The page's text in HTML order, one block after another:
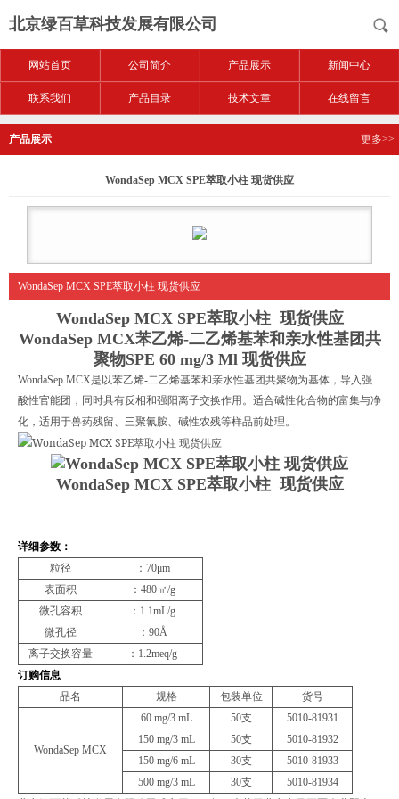
北京绿百草科技发展有限公司
网站首页 公司简介 产品展示 新闻中心
联系我们 产品目录 技术文章 在线留言
产品展示 更多>>
WondaSep MCX SPE萃取小柱 现货供应
WondaSep MCX SPE萃取小柱 现货供应
WondaSep MCX SPE萃取小柱 现货供应
WondaSep MCX苯乙烯-二乙烯基苯和亲水性基团共
聚物SPE 60 mg/3 Ml 现货供应
WondaSep MCX是以苯乙烯-二乙烯基苯和亲水性基团共聚物为基体，导入强
酸性官能团，同时具有反相和强阳离子交换作用。适合碱性化合物的富集与净
化，适用于兽药残留、三聚氰胺、碱性农残等样品前处理。
WondaSep MCX SPE萃取小柱 现货供应
详细参数：
粒径
： 70μm
表面积
： 480㎡/g
微孔容积
： 1.1mL/g
微孔径
： 90Å
离子交换容量
： 1.2meq/g
订购信息
品名
规格 包装单位 货号
WondaSep MCX
60 mg/3 mL 50支
5010-81931
150 mg/3 mL
50支
5010-81932
150 mg/6 mL
30支
5010-81933
500 mg/3 mL
30支
5010-81934